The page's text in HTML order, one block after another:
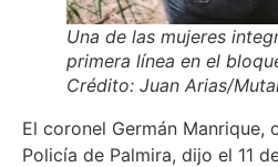
Una de las mujeres
primera línea en el
Crédito: Juan Arias/
El coronel Germán Manrique,
Policía de Palmira, dijo el 11